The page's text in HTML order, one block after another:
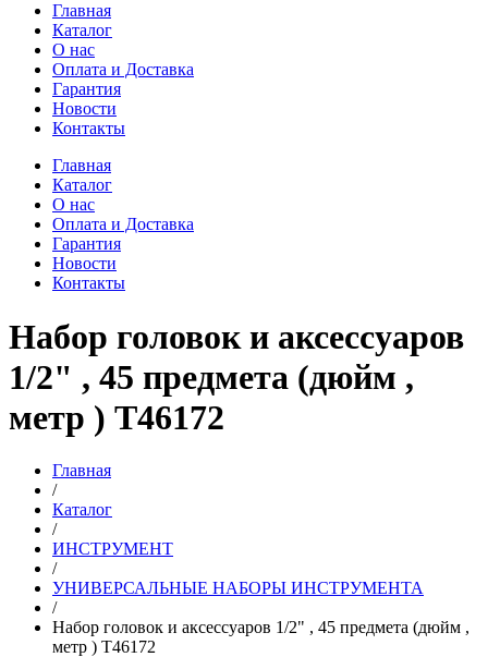
Главная
Каталог
О нас
Оплата и Доставка
Гарантия
Новости
Контакты
Главная
Каталог
О нас
Оплата и Доставка
Гарантия
Новости
Контакты
Набор головок и аксессуаров
1/2" , 45 предмета (дюйм ,
метр ) T46172
Главная
/
Каталог
/
ИНСТРУМЕНТ
/
УНИВЕРСАЛЬНЫЕ НАБОРЫ ИНСТРУМЕНТА
/
Набор головок и аксессуаров 1/2" , 45 предмета (дюйм ,
метр ) T46172